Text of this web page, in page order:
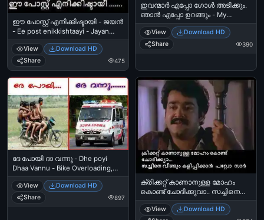
ഈ പോസ്റ്റ്‌ എനിക്കിഷ്ടായി - ജയന്‍
- Ee post enikkishtaayi - Jayan
Smiling
View
Download HD
Share
475
ഇവന്മാര്‍ എപ്പോ ഗോള്‍ അടിക്കും.
ഞാന്‍ എപ്പോ ഉറങ്ങും - My
Reaction - Ivanmar Eppo Goal
Adikkum, Njaan Eppo Urangum -
Worried Pug Dog Watching
Football Match at Night
View
Download HD
Share
390
ദേ പോയി ദാ വന്നു - Dhe poyi
Dhaa Vannu - Bike Overloading,
Accident, Ambulance
View
Download HD
Share
897
ക്രിക്കറ്റ് കാണാനുള്ള മോഹം
കൊണ്ട് ചോദിക്കുവാ.. സച്ചിനെ
വീണ്ടും കളിപ്പിക്കാന്‍ പറ്റുവോ
സാര്‍ മോഹന്‍ ലാല്‍ - ചിത്രം -
View
Download HD